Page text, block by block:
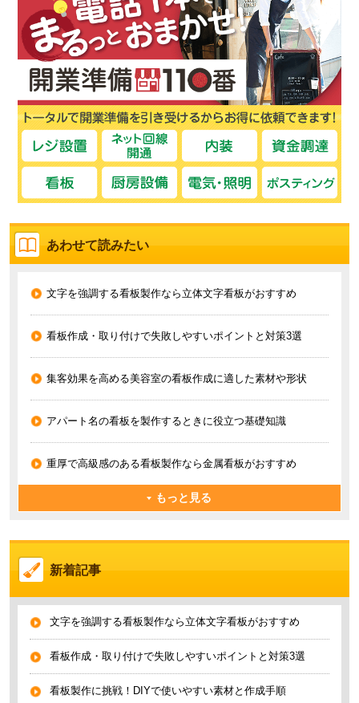
あわせて読みたい
文字を強調する看板製作なら立体文字看板がおすすめ
看板作成・取り付けで失敗しやすいポイントと対策3選
集客効果を高める美容室の看板作成に適した素材や形状
アパート名の看板を製作するときに役立つ基礎知識
重厚で高級感のある看板製作なら金属看板がおすすめ
もっと見る
新着記事
文字を強調する看板製作なら立体文字看板がおすすめ
看板作成・取り付けで失敗しやすいポイントと対策3選
看板製作に挑戦！DIYで使いやすい素材と作成手順